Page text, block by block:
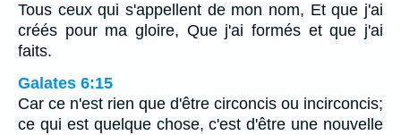
Tous ceux qui s'appellent de mon nom, Et que j'ai
créés pour ma gloire, Que j'ai formés et que j'ai
faits.
Galates 6:15
Car ce n'est rien que d'être circoncis ou incirconcis;
ce qui est quelque chose, c'est d'être une nouvelle